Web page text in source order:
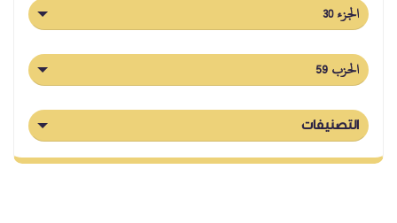
الجزء 30
الحزب 59
التصنيفات